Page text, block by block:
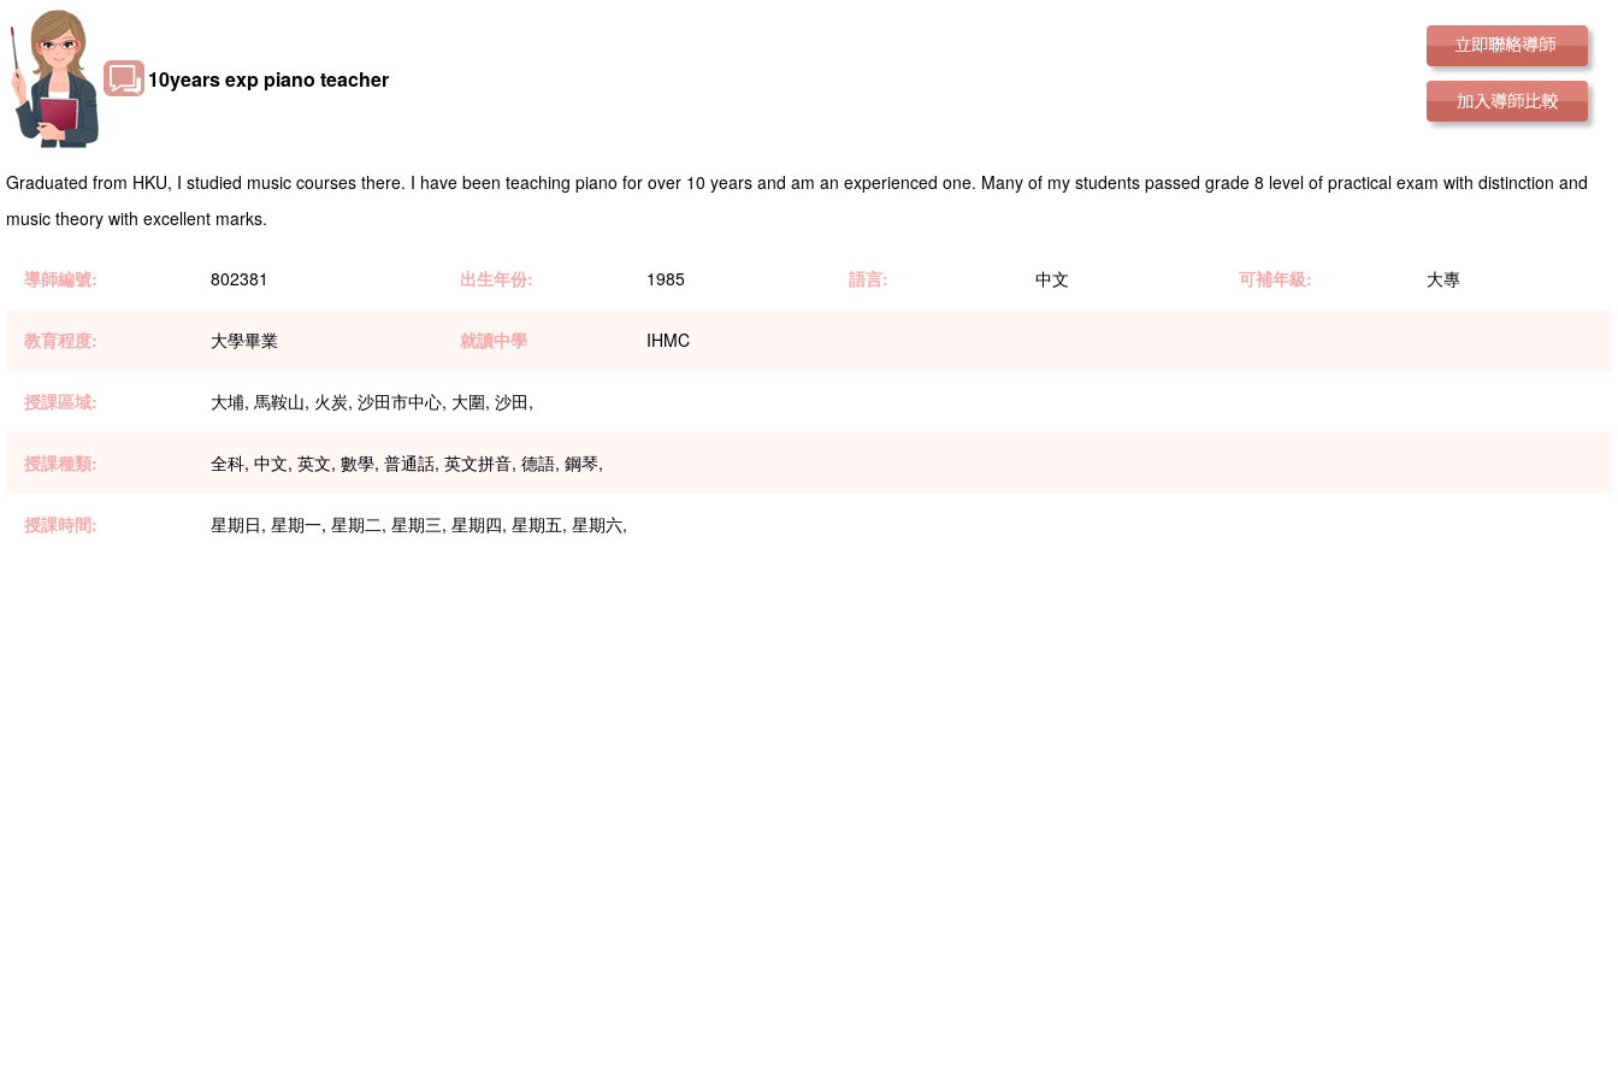
10years exp piano teacher
Graduated from HKU, I studied music courses there. I have been teaching piano for over 10 years and am an experienced one. Many of my students passed grade 8 level of practical exam with distinction and
music theory with excellent marks.
導師編號: 802381 出生年份: 1985 語言: 中文 可補年級: 大專
教育程度: 大學畢業 就讀中學 IHMC
授課區域: 大埔, 馬鞍山, 火炭, 沙田市中心, 大圍, 沙田,
授課種類: 全科, 中文, 英文, 數學, 普通話, 英文拼音, 德語, 鋼琴,
授課時間: 星期日, 星期一, 星期二, 星期三, 星期四, 星期五, 星期六,